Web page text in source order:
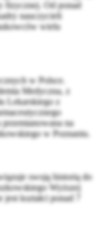
fizycznej. Od ponad
nauczycieli
wielu
w Polsce.
Medyczna, z
Lekarskiego z
na
w Poznaniu.
swoją historią do
Wyższej
kształci ponad 7